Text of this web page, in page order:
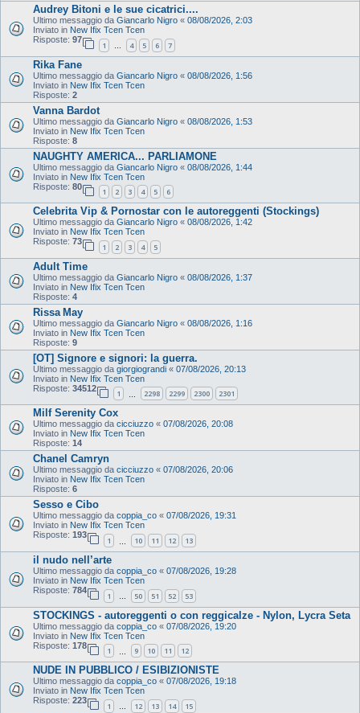
Audrey Bitoni e le sue cicatrici....
Ultimo messaggio da Giancarlo Nigro « 08/08/2026, 2:03
Inviato in New Ifix Tcen Tcen
Risposte: 97
1 … 4 5 6 7
Rika Fane
Ultimo messaggio da Giancarlo Nigro « 08/08/2026, 1:56
Inviato in New Ifix Tcen Tcen
Risposte: 2
Vanna Bardot
Ultimo messaggio da Giancarlo Nigro « 08/08/2026, 1:53
Inviato in New Ifix Tcen Tcen
Risposte: 8
NAUGHTY AMERICA... PARLIAMONE
Ultimo messaggio da Giancarlo Nigro « 08/08/2026, 1:44
Inviato in New Ifix Tcen Tcen
Risposte: 80
1 2 3 4 5 6
Celebrita Vip & Pornostar con le autoreggenti (Stockings)
Ultimo messaggio da Giancarlo Nigro « 08/08/2026, 1:42
Inviato in New Ifix Tcen Tcen
Risposte: 73
1 2 3 4 5
Adult Time
Ultimo messaggio da Giancarlo Nigro « 08/08/2026, 1:37
Inviato in New Ifix Tcen Tcen
Risposte: 4
Rissa May
Ultimo messaggio da Giancarlo Nigro « 08/08/2026, 1:16
Inviato in New Ifix Tcen Tcen
Risposte: 9
[OT] Signore e signori: la guerra.
Ultimo messaggio da giorgiograndi « 07/08/2026, 20:13
Inviato in New Ifix Tcen Tcen
Risposte: 34512
1 2298 2299 2300 2301
Milf Serenity Cox
Ultimo messaggio da cicciuzzo « 07/08/2026, 20:08
Inviato in New Ifix Tcen Tcen
Risposte: 14
Chanel Camryn
Ultimo messaggio da cicciuzzo « 07/08/2026, 20:06
Inviato in New Ifix Tcen Tcen
Risposte: 6
Sesso e Cibo
Ultimo messaggio da coppia_co « 07/08/2026, 19:31
Inviato in New Ifix Tcen Tcen
Risposte: 193
1 10 11 12 13
il nudo nell’arte
Ultimo messaggio da coppia_co « 07/08/2026, 19:28
Inviato in New Ifix Tcen Tcen
Risposte: 784
1 … 50 51 52 53
STOCKINGS - autoreggenti o con reggicalze - Nylon, Lycra Seta
Ultimo messaggio da coppia_co « 07/08/2026, 19:20
Inviato in New Ifix Tcen Tcen
Risposte: 178
1 9 10 11 12
NUDE IN PUBBLICO / ESIBIZIONISTE
Ultimo messaggio da coppia_co « 07/08/2026, 19:18
Inviato in New Ifix Tcen Tcen
Risposte: 223
1 … 12 13 14 15